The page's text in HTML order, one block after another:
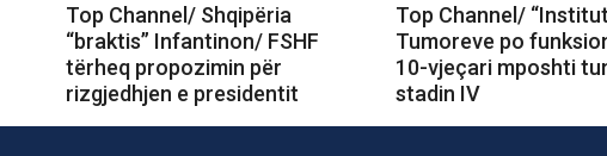
Top Channel/ Shqipëria
“braktis” Infantinon/ FSHF
tërheq propozimin për
rizgjedhjen e presidentit
Top Channel/
Tumoreve po
10-vjeçari mposhti
stadin IV